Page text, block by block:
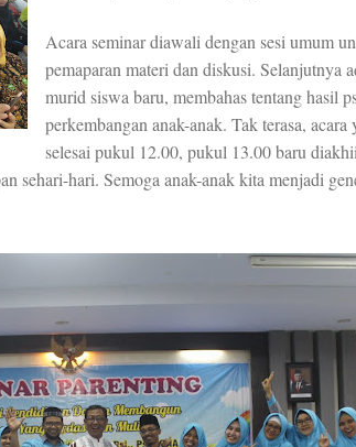
Acara seminar diawali dengan sesi umum
pemaparan materi dan diskusi. Selanjutnya
murid siswa baru, membahas tentang hasil
perkembangan anak-anak. Tak terasa, acara
selesai pukul 12.00, pukul 13.00 baru
sehari-hari. Semoga anak-anak kita menjadi